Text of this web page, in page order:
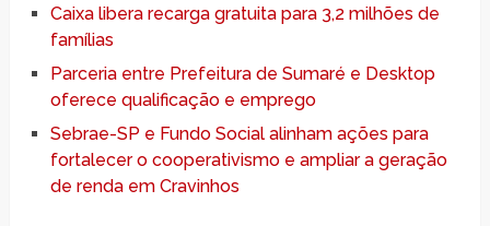
Caixa libera recarga gratuita para 3,2 milhões de
famílias
Parceria entre Prefeitura de Sumaré e Desktop
oferece qualificação e emprego
Sebrae-SP e Fundo Social alinham ações para
fortalecer o cooperativismo e ampliar a geração
de renda em Cravinhos